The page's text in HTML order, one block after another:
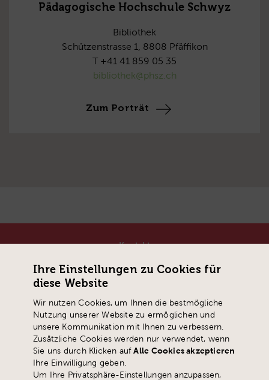
Pädagogische Hochschule Schwyz
Bibliothek
Schützenstrasse 1, 8808 Pfäffikon
T +41 41 859 05 35
bibliothek@phsz.ch
Zum Porträt
Kontakt
Zaystrasse 42
CH-6410 Goldau
T+41 41 859 05 90
info@phsz.ch
Ihre Einstellungen zu Cookies für
diese Website
Wir nutzen Cookies, um Ihnen die bestmögliche
Nutzung unserer Website zu ermöglichen und
unsere Kommunikation mit Ihnen zu verbessern.
Zusätzliche Cookies werden nur verwendet, wenn
Sie uns durch Klicken aufAlle Cookies akzeptieren
Ihre Einwilligung geben.
Um Ihre Privatsphäre-Einstellungen anzupassen,